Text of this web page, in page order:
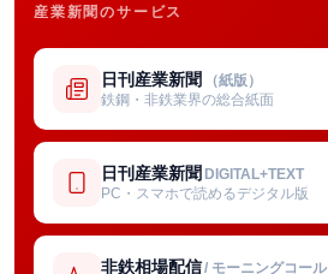
産業新聞のサービス
日刊産業新聞 （紙版）
鉄鋼・非鉄業界の総合紙面
日刊産業新聞 DIGITAL+TEXT
PC・スマホで読めるデジタル版
非鉄相場配信/ モーニングコール